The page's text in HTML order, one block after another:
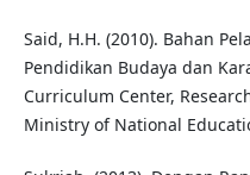
Said, H.H. (2010). Bahan
Pendidikan Budaya dan
Curriculum Center,
Ministry of National